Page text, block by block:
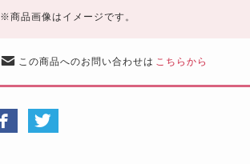
※商品画像はイメージです。
この商品へのお問い合わせは こちらから